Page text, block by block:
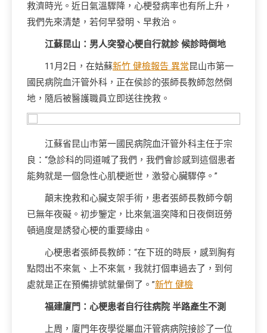
救濟時光。近日氣溫驟降，心梗發病率也有所上升，
我們先來清楚，若何早發明、早救治。
江蘇昆山：男人突發心梗自行就診 候診時倒地
11月2日，在姑蘇新竹 健檢報告 異常昆山市第一
國民病院血汗管外科，正在侯診的張師長教師忽然倒
地，隨后被醫護職員立即送往挽救。
江蘇省昆山市第一國民病院血汗管外科主任于宗
良：“急診科的同道喊了我們，我們會診感到這個患者
能夠就是一個急性心肌梗逝世，激發心臟驟停。”
顛末挽救和心臟支架手術，患者張師長教師今朝
已無年夜礙。初步鑒定，比來氣溫突降和日夜倒班勞
頓過度是誘發心梗的重要緣由。
心梗患者張師長教師：“在下班的時辰，感到胸有
點悶出不來氣、上不來氣，我就打個車過去了，到何
處就是正在預備排號就暈倒了。”新竹 健檢
福建廈門：心梗患者自行往病院 半路產生不測
上周，廈門年夜學從屬血汗管病病院接診了一位